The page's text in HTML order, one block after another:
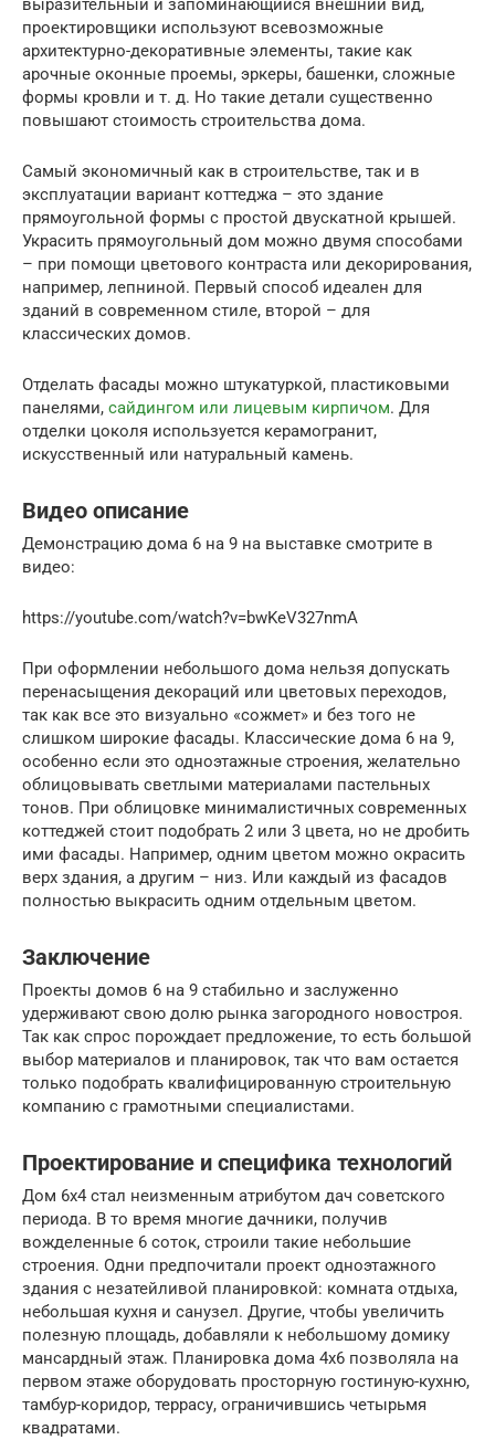
выразительный и запоминающийся внешний вид,
проектировщики используют всевозможные
архитектурно-декоративные элементы, такие как
арочные оконные проемы, эркеры, башенки, сложные
формы кровли и т. д. Но такие детали существенно
повышают стоимость строительства дома.
Самый экономичный как в строительстве, так и в
эксплуатации вариант коттеджа – это здание
прямоугольной формы с простой двускатной крышей.
Украсить прямоугольный дом можно двумя способами
– при помощи цветового контраста или декорирования,
например, лепниной. Первый способ идеален для
зданий в современном стиле, второй – для
классических домов.
Отделать фасады можно штукатуркой, пластиковыми
панелями, сайдингом или лицевым кирпичом. Для
отделки цоколя используется керамогранит,
искусственный или натуральный камень.
Видео описание
Демонстрацию дома 6 на 9 на выставке смотрите в
видео:
https://youtube.com/watch?v=bwKeV327nmA
При оформлении небольшого дома нельзя допускать
перенасыщения декораций или цветовых переходов,
так как все это визуально «сожмет» и без того не
слишком широкие фасады. Классические дома 6 на 9,
особенно если это одноэтажные строения, желательно
облицовывать светлыми материалами пастельных
тонов. При облицовке минималистичных современных
коттеджей стоит подобрать 2 или 3 цвета, но не дробить
ими фасады. Например, одним цветом можно окрасить
верх здания, а другим – низ. Или каждый из фасадов
полностью выкрасить одним отдельным цветом.
Заключение
Проекты домов 6 на 9 стабильно и заслуженно
удерживают свою долю рынка загородного новостроя.
Так как спрос порождает предложение, то есть большой
выбор материалов и планировок, так что вам остается
только подобрать квалифицированную строительную
компанию с грамотными специалистами.
Проектирование и специфика технологий
Дом 6х4 стал неизменным атрибутом дач советского
периода. В то время многие дачники, получив
вожделенные 6 соток, строили такие небольшие
строения. Одни предпочитали проект одноэтажного
здания с незатейливой планировкой: комната отдыха,
небольшая кухня и санузел. Другие, чтобы увеличить
полезную площадь, добавляли к небольшому домику
мансардный этаж. Планировка дома 4х6 позволяла на
первом этаже оборудовать просторную гостиную-кухню,
тамбур-коридор, террасу, ограничившись четырьмя
квадратами.